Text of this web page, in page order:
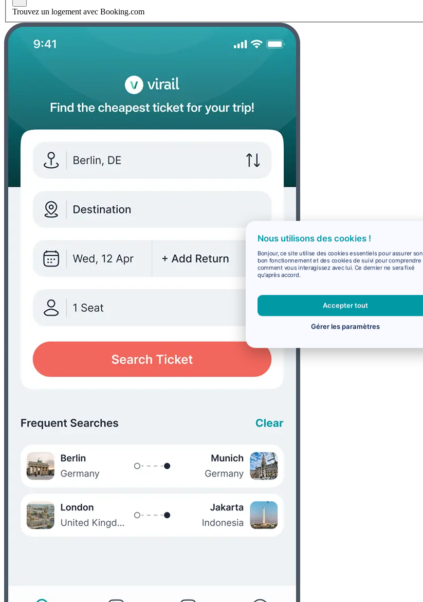
Trouvez un logement avec Booking.com
Nous utilisons des cookies !
Bonjour, ce site utilise des cookies essentiels pour assurer son
bon fonctionnement et des cookies de suivi pour comprendre
comment vous interagissez avec lui. Ce dernier ne sera fixé
qu'après accord.
Accepter tout
Gérer les paramètres